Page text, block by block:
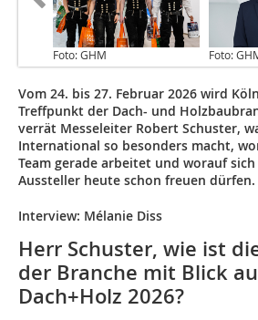
Foto: GHM Foto:
Vom 24. bis 27. Februar 2026 wird
Treffpunkt der Dach- und
verrät Messeleiter Robert Schuster,
International so besonders macht,
Team gerade arbeitet und worauf
Aussteller heute schon freuen dürfen.
Interview: Mélanie Diss
Herr Schuster, wie ist
der Branche mit Blick
Dach+Holz 2026?